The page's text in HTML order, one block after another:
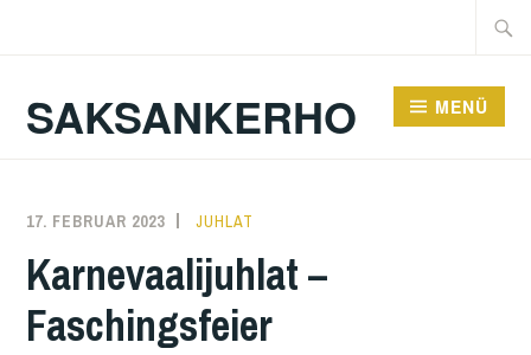
Suche
SAKSANKERHO MENÜ
17. FEBRUAR 2023 KAREN
JUHLAT
Karnevaalijuhlat –
Faschingsfeier